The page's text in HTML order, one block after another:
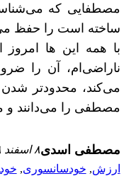
مصطفایی که
ساخته است را حفظ
با همه این ها
ناراضی‌ام، آن را
می‌کند، محدودتر
مصطفی را می‌دانند و
مصطفی اسدی۸ اسفند ۱۳۹۸
ارزش, خودسانسوری,